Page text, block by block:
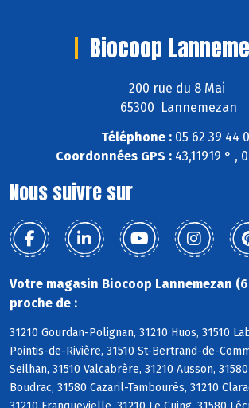
Biocoop
200 rue du 8 Mai
65300 Lannemezan
Téléphone :05 62 39 44
Coordonnées GPS : 43,11919 ° ,
Nous suivre sur
Votre magasin Biocoop Lannemezan
proche de :
31210 Gourdan-Polignan, 31210 Huos, 31510
Pointis-de-Rivière, 31510 St-Bertrand-de-
Seilhan, 31510 Valcabrère, 31210 Ausson,
Boudrac, 31580 Cazaril-Tambourès, 31210